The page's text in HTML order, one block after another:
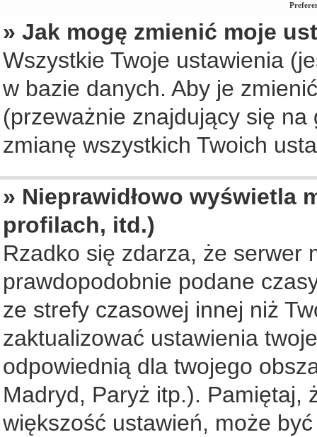
» Jak mogę zmienić moje
Wszystkie Twoje ustawienia
w bazie danych. Aby je
(przeważnie znajdujący się
zmianę wszystkich Twoich
» Nieprawidłowo wyświetla
profilach, itd.)
Rzadko się zdarza, że serwer
prawdopodobnie podane
ze strefy czasowej innej niż
zaktualizować ustawienia
odpowiednią dla twojego
Madryd, Paryż itp.). Pamiętaj,
większość ustawień, może